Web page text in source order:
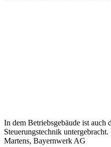
In dem Betriebsgebäude ist auch
Steuerungstechnik
Martens, Bayernwerk AG